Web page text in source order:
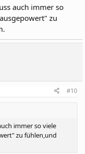
auch immer so
zu
#10
immer so viele
zu fühlen,und